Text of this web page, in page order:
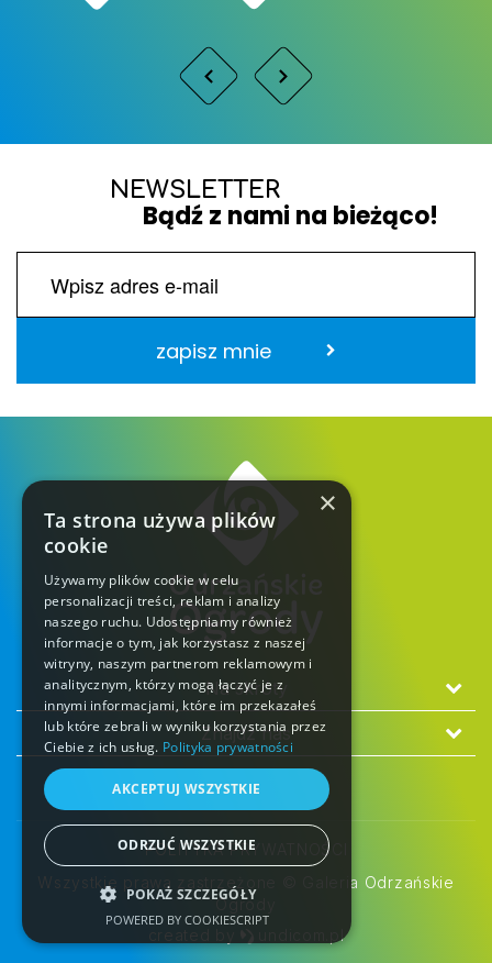
NEWSLETTER
Bądź z nami na bieżąco!
zapisz mnie
Na skróty
Znajdź nas
POLITYKA PRYWATNOŚCI
Wszystkie prawa zastrzeżone © Galeria Odrzańskie
Ogrody
created by
undicom.pl
×
Ta strona używa plików
cookie
Używamy plików cookie w celu
personalizacji treści, reklam i analizy
naszego ruchu. Udostępniamy również
informacje o tym, jak korzystasz z naszej
witryny, naszym partnerom reklamowym i
analitycznym, którzy mogą łączyć je z
innymi informacjami, które im przekazałeś
lub które zebrali w wyniku korzystania przez
Ciebie z ich usług. Polityka prywatności
AKCEPTUJ WSZYSTKIE
ODRZUĆ WSZYSTKIE
POKAŻ SZCZEGÓŁY
POWERED BY COOKIESCRIPT